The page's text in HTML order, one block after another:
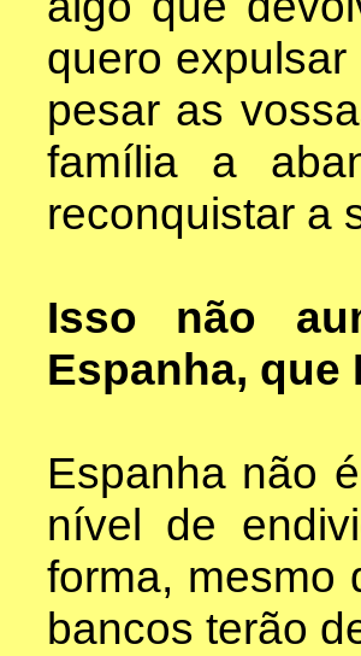
quero
pesar as
família a
reconquistar a
Isso não
Espanha, que
Espanha não
nível de
forma, mesmo
bancos terão